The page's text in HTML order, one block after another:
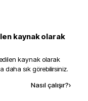
kaynak olarak
kaynak olarak
daha sık görebilirsiniz.
Nasıl çalışır?›